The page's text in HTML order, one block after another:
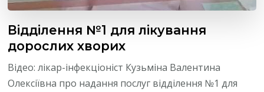
Відділення №1 для лікування
дорослих хворих
Відео: лікар-інфекціоніст Кузьміна Валентина
Олексіївна про надання послуг відділення №1 для